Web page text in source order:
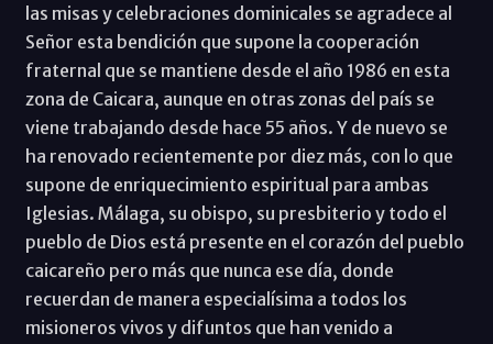
las misas y celebraciones dominicales se agradece al
Señor esta bendición que supone la cooperación
fraternal que se mantiene desde el año 1986 en esta
zona de Caicara, aunque en otras zonas del país se
viene trabajando desde hace 55 años. Y de nuevo se
ha renovado recientemente por diez más, con lo que
supone de enriquecimiento espiritual para ambas
Iglesias. Málaga, su obispo, su presbiterio y todo el
pueblo de Dios está presente en el corazón del pueblo
caicareño pero más que nunca ese día, donde
recuerdan de manera especialísima a todos los
misioneros vivos y difuntos que han venido a